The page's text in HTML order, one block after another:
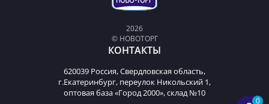
0
2026
© НОВОТОРГ
КОНТАКТЫ
620039 Россия, Свердловская область,
г.Екатеринбург, переулок Никольский 1,
оптовая база «Город 2000», склад №10